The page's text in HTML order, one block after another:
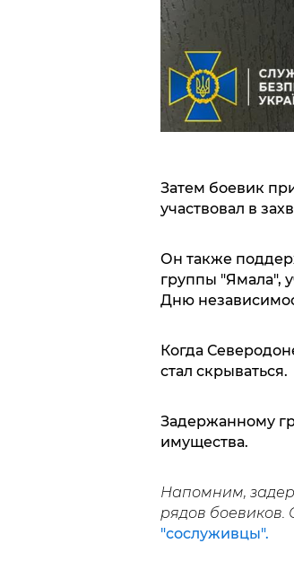
Затем боевик
участвовал в
Он также
группы "Ямала",
Дню
Когда
стал скрываться.
Задержанному
имущества.
Напомним,
рядов боевиков.
"сослуживцы".